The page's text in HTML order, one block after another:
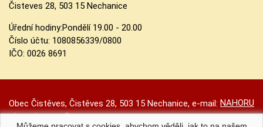
Čisteves 28, 503 15 Nechanice
Úřední hodiny:Pondělí 19.00 - 20.00
Číslo účtu: 1080856339/0800
IČO: 0026 8691
NAHORU
Obec Čistěves, Čistěves 28, 503 15 Nechanice, e-mail:
obec.cisteves@seznam.cz